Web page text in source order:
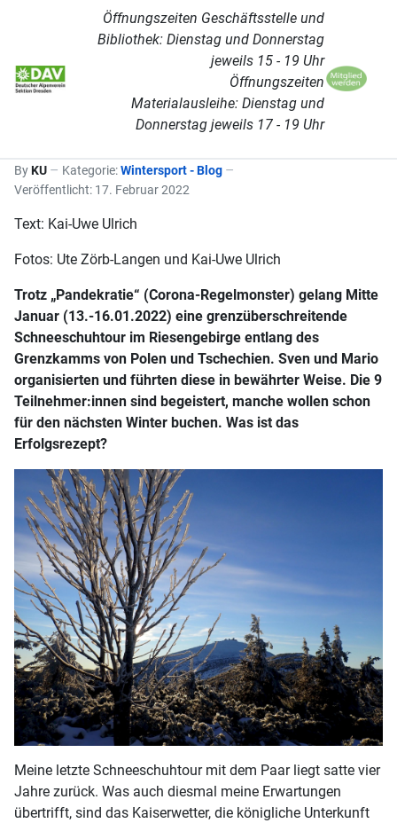
Öffnungszeiten Geschäftsstelle und
Bibliothek: Dienstag und Donnerstag
jeweils 15 - 19 Uhr
Öffnungszeiten
Materialausleihe: Dienstag und
Donnerstag jeweils 17 - 19 Uhr
ByKU Kategorie:Wintersport - Blog
Veröffentlicht: 17. Februar 2022
Text: Kai-Uwe Ulrich
Fotos: Ute Zörb-Langen und Kai-Uwe Ulrich
Trotz „Pandekratie“ (Corona-Regelmonster) gelang Mitte
Januar (13.-16.01.2022) eine grenzüberschreitende
Schneeschuhtour im Riesengebirge entlang des
Grenzkamms von Polen und Tschechien. Sven und Mario
organisierten und führten diese in bewährter Weise. Die 9
Teilnehmer:innen sind begeistert, manche wollen schon
für den nächsten Winter buchen. Was ist das
Erfolgsrezept?
Meine letzte Schneeschuhtour mit dem Paar liegt satte vier
Jahre zurück. Was auch diesmal meine Erwartungen
übertrifft, sind das Kaiserwetter, die königliche Unterkunft